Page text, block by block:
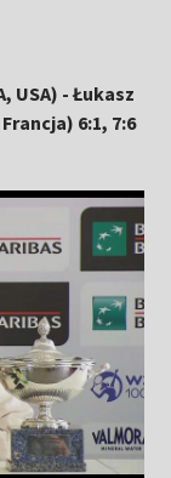
USA) - Łukasz
6:1, 7:6